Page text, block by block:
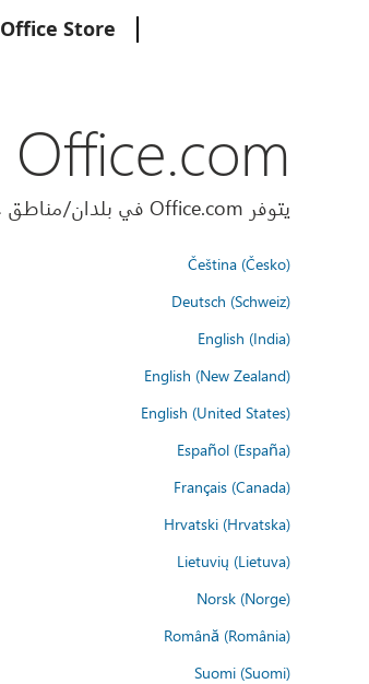
Office Store
Office.com حول العالم
يتوفر Office.com في بلدان/مناطق عدة. اختر تفضيلات اللغة أدناه.
Čeština (Česko)
Deutsch (Schweiz)
English (India)
English (New Zealand)
English (United States)
Español (España)
Français (Canada)
Hrvatski (Hrvatska)
Lietuvių (Lietuva)
Norsk (Norge)
Română (România)
Suomi (Suomi)